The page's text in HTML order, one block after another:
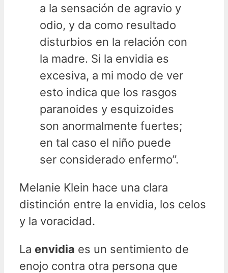
a la sensación de agravio y
odio, y da como resultado
disturbios en la relación con
la madre. Si la envidia es
excesiva, a mi modo de ver
esto indica que los rasgos
paranoides y esquizoides
son anormalmente fuertes;
en tal caso el niño puede
ser considerado enfermo”.
Melanie Klein hace una clara
distinción entre la envidia, los celos
y la voracidad.
La envidia es un sentimiento de
enojo contra otra persona que